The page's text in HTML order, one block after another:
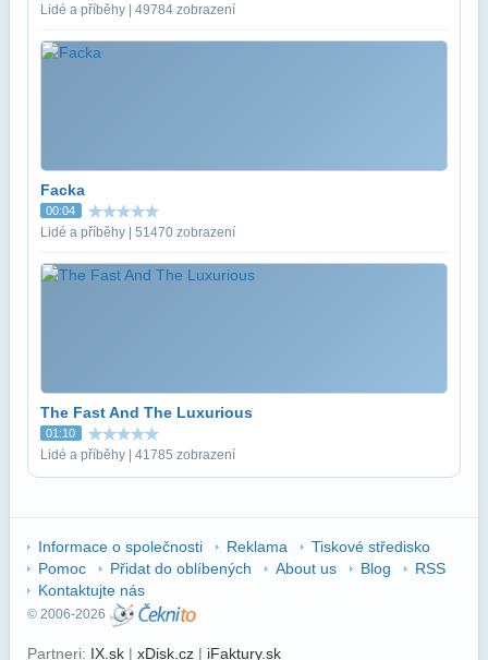
Lidé a příběhy | 49784 zobrazení
Facka
00:04
Lidé a příběhy | 51470 zobrazení
The Fast And The Luxurious
01:10
Lidé a příběhy | 41785 zobrazení
Informace o společnosti Reklama
Tiskové středisko
Pomoc
Přidat do oblíbených About us Blog
RSS
Kontaktujte nás
© 2006-2026
Partneri: IX.sk | xDisk.cz | iFaktury.sk